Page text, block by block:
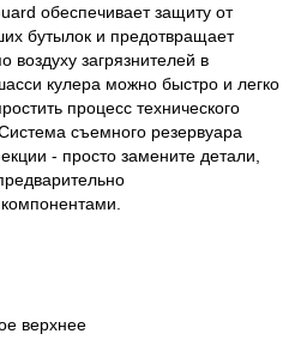
обеспечивает защиту от
бутылок и предотвращает
загрязнителей в
кулера можно быстро и легко
процесс технического
съемного резервуара
- просто замените детали,
верхнее